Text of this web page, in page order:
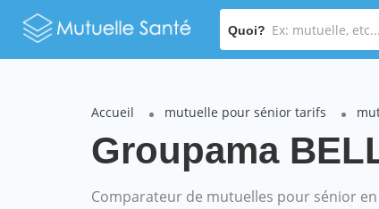
Quoi?
Accueil mutuelle pour sénior tarifs
Groupama
Comparateur de mutuelles pour sénior en